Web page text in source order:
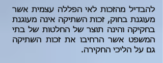
להבדיל מהזכות לאי הפללה עצמית אשר
מעוגנת בחוק, זכות השתיקה אינה מעוגנת
בחקיקה והינה תוצר של החלטות של בתי
המשפט אשר הרחיבו את זכות השתיקה
גם על הליכי החקירה.